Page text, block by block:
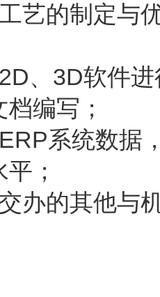
艺的制定与
、3D软件
编写；
系统数据
；
办的其他与